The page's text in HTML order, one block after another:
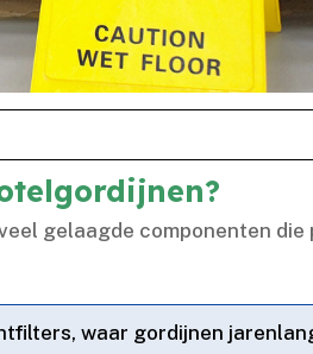
gelaagde componenten
waar gordijnen